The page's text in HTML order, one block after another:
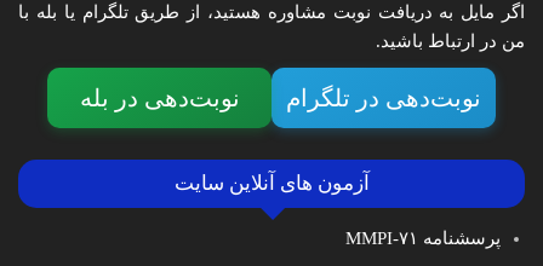
اگر مایل به دریافت نوبت مشاوره هستید، از طریق تلگرام یا بله با
من در ارتباط باشید.
نوبت‌دهی در تلگرام نوبت‌دهی در بله
آزمون های آنلاین سایت
پرسشنامه MMPI-۷۱